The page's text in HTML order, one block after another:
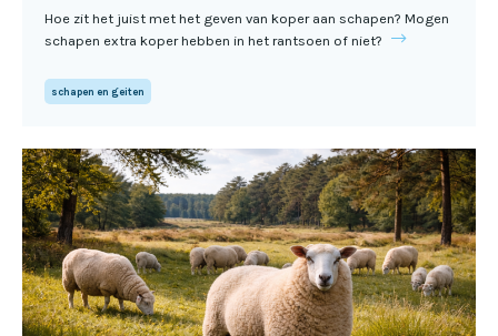
Hoe zit het juist met het geven van koper aan schapen? Mogen
schapen extra koper hebben in het rantsoen of niet?
schapen en geiten